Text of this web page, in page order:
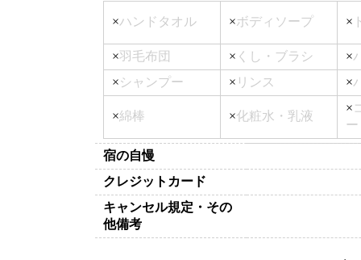
×ハンドタオル ×ボディソープ ×
×羽毛布団 × くし・ブラシ ×
×シャンプー × リンス ×
×綿棒 ×化粧水・乳液
×
ー
宿の自慢
クレジットカード
キャンセル規定・その
他備考